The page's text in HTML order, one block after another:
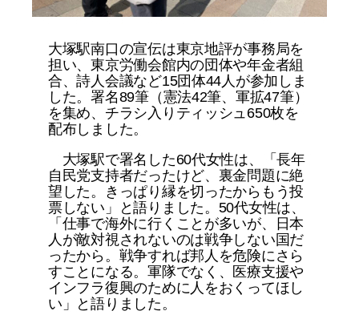
大塚駅南口の宣伝は東京地評が事務局を
担い、東京労働会館内の団体や年金者組
合、詩人会議など15団体44人が参加しま
した。署名89筆（憲法42筆、軍拡47筆）
を集め、チラシ入りティッシュ650枚を
配布しました。
大塚駅で署名した60代女性は、「長年
自民党支持者だったけど、裏金問題に絶
望した。きっぱり縁を切ったからもう投
票しない」と語りました。50代女性は、
「仕事で海外に行くことが多いが、日本
人が敵対視されないのは戦争しない国だ
ったから。戦争すれば邦人を危険にさら
すことになる。軍隊でなく、医療支援や
インフラ復興のために人をおくってほし
い」と語りました。